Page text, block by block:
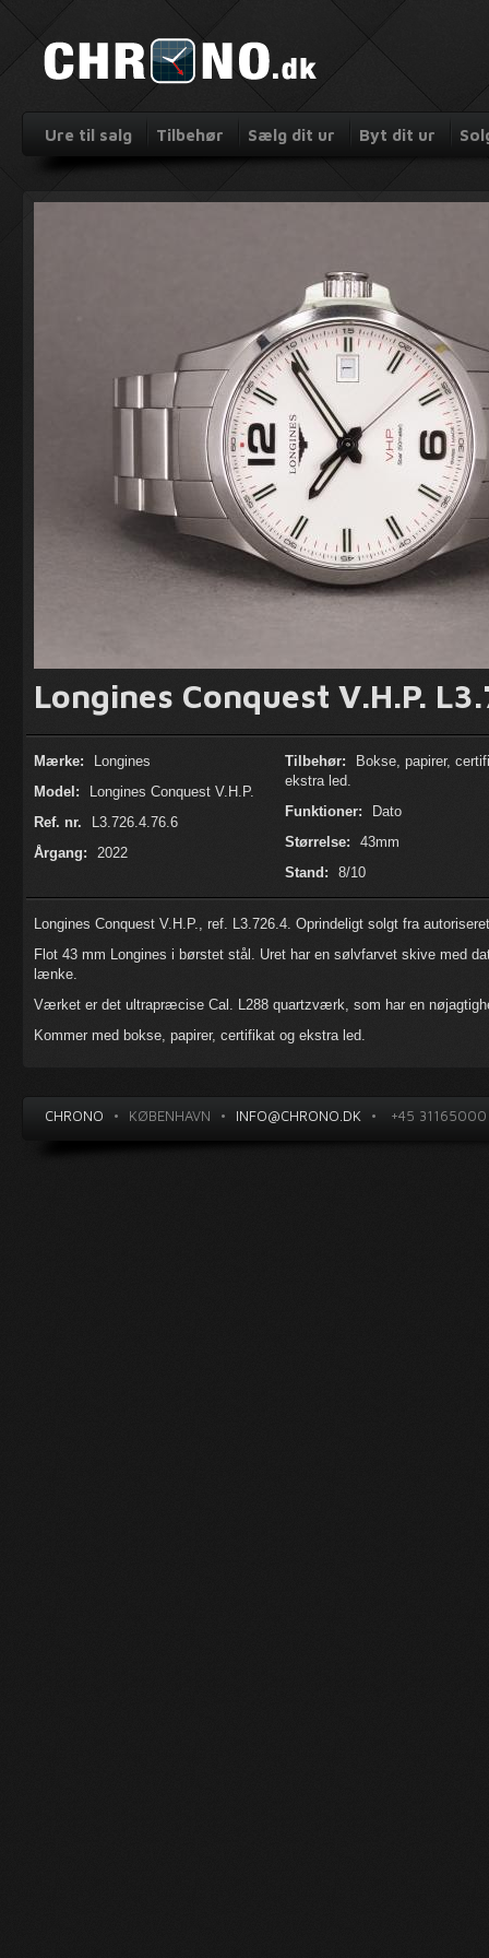
Ure til salg Tilbehør Sælg dit ur Byt dit ur
Longines Conquest V.H.P.
Mærke:
Longines
Model:
Longines Conquest V.H.P.
Ref. nr.
L3.726.4.76.6
Årgang:
2022
Tilbehør:
Bokse, papirer,
ekstra led.
Funktioner:
Dato
Størrelse:
43mm
Stand:
8/10
Longines Conquest V.H.P., ref. L3.726.4. Oprindeligt solgt fra
Flot 43 mm Longines i børstet stål. Uret har en sølvfarvet skive med
lænke.
Værket er det ultrapræcise Cal. L288 quartzværk, som har en
Kommer med bokse, papirer, certifikat og ekstra led.
CHRONO • KØBENHAVN • INFO@CHRONO.DK • +45 31165000